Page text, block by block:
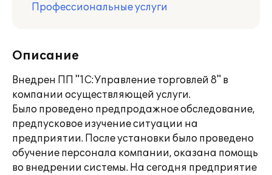
Профессиональные услуги
Описание
Внедрен ПП "1С:Управление торговлей 8" в
компании осуществляющей услуги.
Было проведено предпродажное обследование,
предпусковое изучение ситуации на
предприятии. После установки было проведено
обучение персонала компании, оказана помощь
во внедрении системы. На сегодня предприятие